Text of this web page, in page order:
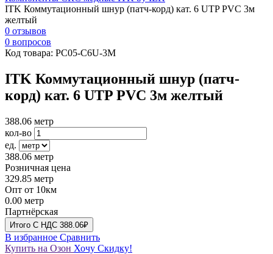
ITK Коммутационный шнур (патч-корд) кат. 6 UTP PVC 3м
желтый
0 отзывов
0 вопросов
Код товара: PC05-C6U-3M
ITK Коммутационный шнур (патч-
корд) кат. 6 UTP PVC 3м желтый
388.06 метр
кол-во
ед.
388.06 метр
Розничная цена
329.85 метр
Опт от 10км
0.00 метр
Партнёрская
Итого C НДС 388.06₽
В избранное Сравнить
Купить на Озон Хочу Скидку!